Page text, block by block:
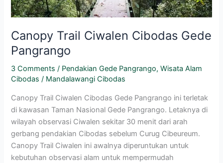
Canopy Trail Ciwalen Cibodas Gede
Pangrango
3 Comments / Pendakian Gede Pangrango,Wisata Alam
Cibodas / Mandalawangi Cibodas
Canopy Trail Ciwalen Cibodas Gede Pangrango ini terletak
di kawasan Taman Nasional Gede Pangrango. Letaknya di
wilayah observasi Ciwalen sekitar 30 menit dari arah
gerbang pendakian Cibodas sebelum Curug Cibeureum.
Canopy Trail Ciwalen ini awalnya diperuntukan untuk
kebutuhan observasi alam untuk mempermudah